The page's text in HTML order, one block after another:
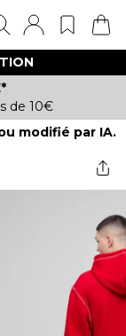
de 10€
modifié par IA.